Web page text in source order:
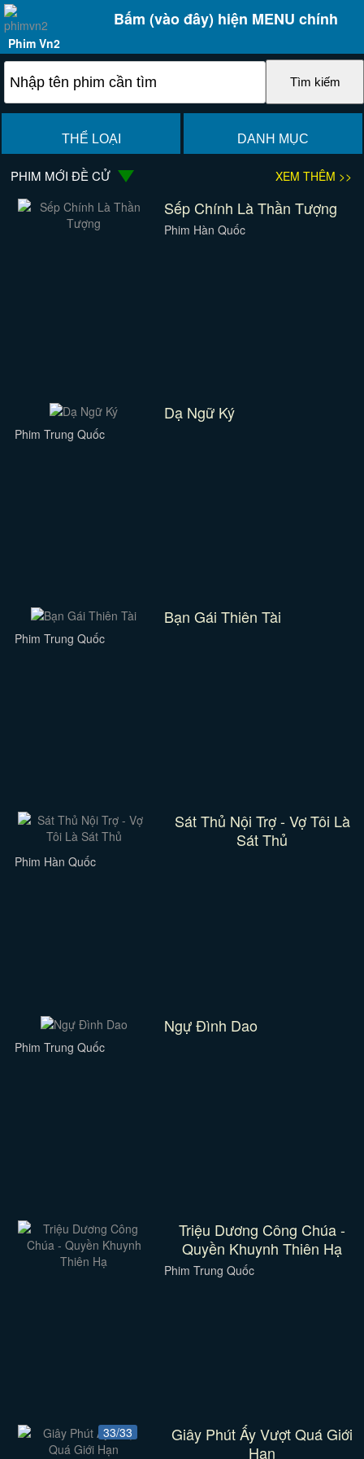
Bấm (vào đây) hiện MENU chính
Phim Vn2
THỂ LOẠI DANH MỤC
PHIM MỚI ĐỀ CỬ XEM THÊM >>
Sếp Chính Là Thần Tượng
Phim Hàn Quốc
Dạ Ngữ Ký
Phim Trung Quốc
Bạn Gái Thiên Tài
Phim Trung Quốc
Sát Thủ Nội Trợ - Vợ Tôi Là
Sát Thủ
Phim Hàn Quốc
Ngự Đình Dao
Phim Trung Quốc
Triệu Dương Công Chúa -
Quyền Khuynh Thiên Hạ
Phim Trung Quốc
33/33
Giây Phút Ấy Vượt Quá Giới
Hạn